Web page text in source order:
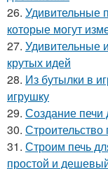
26. Удивительные
которые могут
27. Удивительные
крутых идей
28. Из бутылки в
игрушку
29. Создание печи
30.
31. Строим печь
простой и